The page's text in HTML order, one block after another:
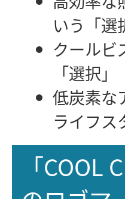
いう「選
クールビ
「選択」
低炭素な
ライフス
「COOL